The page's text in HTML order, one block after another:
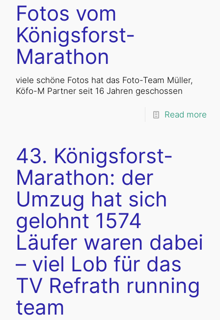
Fotos vom
Königsforst-
Marathon
viele schöne Fotos hat das Foto-Team Müller,
Köfo-M Partner seit 16 Jahren geschossen
Read more
43. Königsforst-
Marathon: der
Umzug hat sich
gelohnt 1574
Läufer waren dabei
– viel Lob für das
TV Refrath running
team